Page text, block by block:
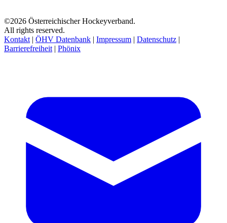
©2026 Österreichischer Hockeyverband.
All rights reserved.
Kontakt | ÖHV Datenbank | Impressum | Datenschutz |
Barrierefreiheit | Phönix